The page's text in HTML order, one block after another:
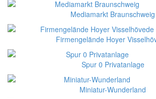
Mediamarkt Braunschweig
Firmengelände Hoyer
Spur 0 Privatanlage
Miniatur-Wunderland